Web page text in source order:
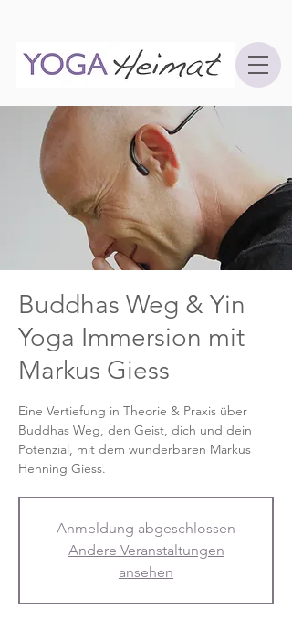
Buddhas Weg & Yin
Yoga Immersion mit
Markus Giess
Eine Vertiefung in Theorie & Praxis über
Buddhas Weg, den Geist, dich und dein
Potenzial, mit dem wunderbaren Markus
Henning Giess.
Anmeldung abgeschlossen
Andere Veranstaltungen
ansehen